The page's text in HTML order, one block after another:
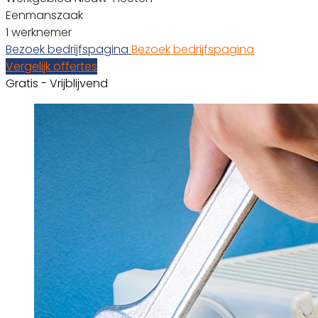
Eenmanszaak
1 werknemer
Bezoek bedrijfspagina Bezoek bedrijfspagina
Vergelijk offertes
Gratis - Vrijblijvend